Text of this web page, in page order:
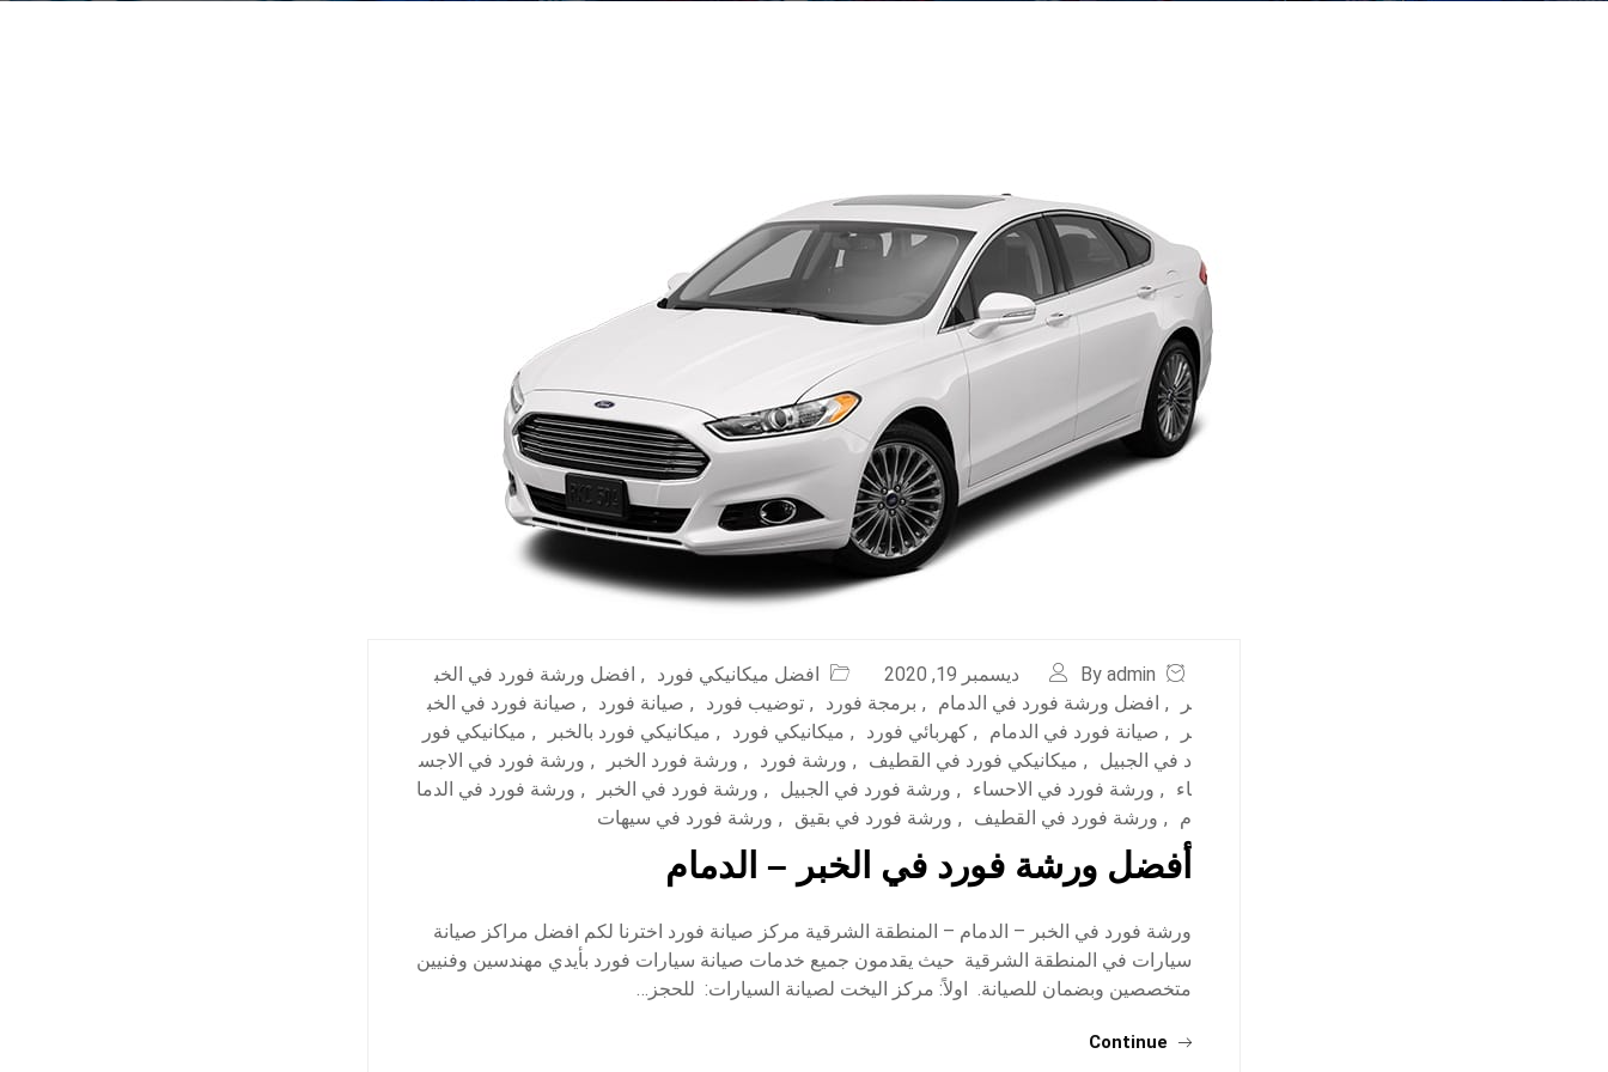
By admin ديسمبر 19, 2020 افضل ميكانيكي فورد , افضل ورشة فورد في الخب
ر
, افضل ورشة فورد في الدمام , برمجة فورد , توضيب فورد , صيانة فورد , صيانة فورد في الخب
ر
, صيانة فورد في الدمام , كهربائي فورد , ميكانيكي فورد , ميكانيكي فورد بالخبر , ميكانيكي فور
د في الجبيل
, ميكانيكي فورد في القطيف , ورشة فورد , ورشة فورد الخبر , ورشة فورد في الاجس
اء
, ورشة فورد في الاحساء , ورشة فورد في الجبيل , ورشة فورد في الخبر , ورشة فورد في الدما
م
, ورشة فورد في القطيف , ورشة فورد في بقيق , ورشة فورد في سيهات
أفضل ورشة فورد في الخبر – الدمام
ورشة فورد في الخبر – الدمام – المنطقة الشرقية مركز صيانة فورد اخترنا لكم افضل مراكز صيانة
سيارات في المنطقة الشرقية حيث يقدمون جميع خدمات صيانة سيارات فورد بأيدي مهندسين وفنيين
متخصصين وبضمان للصيانة. اولاً: مركز اليخت لصيانة السيارات: للحجز…
Continue